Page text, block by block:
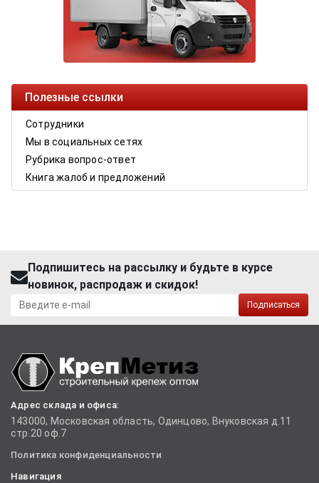
Полезные ссылки
Сотрудники
Мы в социальных сетях
Рубрика вопрос-ответ
Книга жалоб и предложений
Подпишитесь на рассылку и будьте в курсе
новинок, распродаж и скидок!
Подписаться
Адрес склада и офиса:
143000, Московская область, Одинцово, Внуковская д.11
стр.20 оф.7
Политика конфиденциальности
Навигация